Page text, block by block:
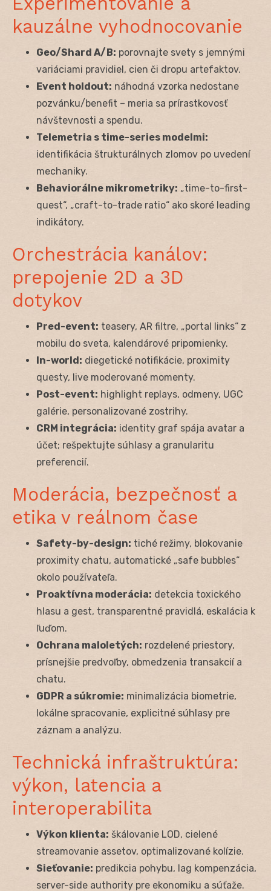
kauzálne vyhodnocovanie
Geo/Shard A/B: porovnajte svety s jemnými
variáciami pravidiel, cien či dropu artefaktov.
Event holdout: náhodná vzorka nedostane
pozvánku/benefit – meria sa prírastkovosť
návštevnosti a spendu.
Telemetria s time-series modelmi:
identifikácia štrukturálnych zlomov po uvedení
mechaniky.
Behaviorálne mikrometriky: „time-to-first-
quest“, „craft-to-trade ratio“ ako skoré leading
indikátory.
Orchestrácia kanálov:
prepojenie 2D a 3D
dotykov
Pred-event: teasery, AR filtre, „portal links“ z
mobilu do sveta, kalendárové pripomienky.
In-world: diegetické notifikácie, proximity
questy, live moderované momenty.
Post-event: highlight replays, odmeny, UGC
galérie, personalizované zostrihy.
CRM integrácia: identity graf spája avatar a
účet; rešpektujte súhlasy a granularitu
preferencií.
Moderácia, bezpečnosť a
etika v reálnom čase
Safety-by-design: tiché režimy, blokovanie
proximity chatu, automatické „safe bubbles“
okolo používateľa.
Proaktívna moderácia: detekcia toxického
hlasu a gest, transparentné pravidlá, eskalácia k
ľuďom.
Ochrana maloletých: rozdelené priestory,
prísnejšie predvoľby, obmedzenia transakcií a
chatu.
GDPR a súkromie: minimalizácia biometrie,
lokálne spracovanie, explicitné súhlasy pre
záznam a analýzu.
Technická infraštruktúra:
výkon, latencia a
interoperabilita
Výkon klienta: škálovanie LOD, cielené
streamovanie assetov, optimalizované kolízie.
Sieťovanie: predikcia pohybu, lag kompenzácia,
server-side authority pre ekonomiku a súťaže.